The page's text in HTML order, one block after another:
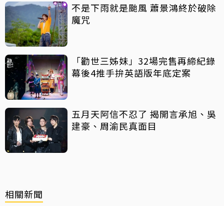
不是下雨就是颱風 蕭景鴻終於破除
魔咒
「勸世三姊妹」32場完售再締紀錄
幕後4推手拚英語版年底定案
五月天阿信不忍了 揭開言承旭、吳
建豪、周渝民真面目
相關新聞